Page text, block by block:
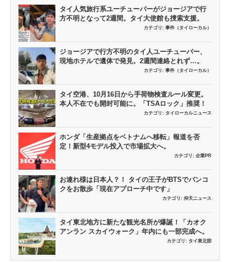
タイ人気旅行系ユーチューバーがジョージアで行
方不明となって2週間。タイ大使館も捜索支援。
カテゴリ: 事件（タイローカル）
ジョージアで行方不明のタイ人ユーチューバー、
現地ホテルで遺体で発見。2週間連絡とれず…。
カテゴリ: 事件（タイローカル）
タイ空港、10月16日から手荷物検査ルール変更。
本人不在でも開封可能に。「TSAロック」推奨！
カテゴリ: タイローカルニュース
ホンダ「生産拠点をベトナムへ移転」報道を否
定！新型4モデル投入で市場拡大へ。
カテゴリ: 企業PR
お連れ様は日本人？！ タイの王子がBTSでバンコ
クをお散歩「現在アプローチ中です」
カテゴリ: 仰天ニュース
タイ東北地方に新たな観光名所が爆誕！「カオク
アンラン スカイウォーク」年内にも一部完成へ。
カテゴリ: タイ東北部